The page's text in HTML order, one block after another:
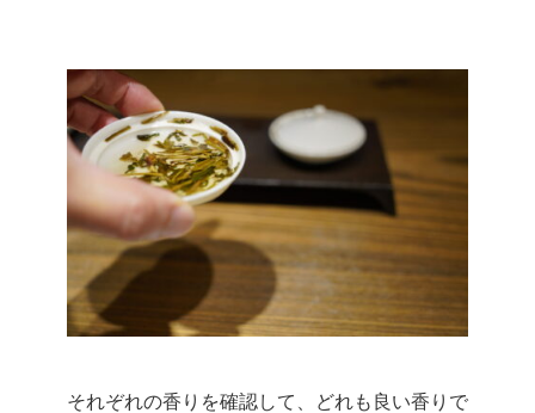
それぞれの香りを確認して、どれも良い香りで